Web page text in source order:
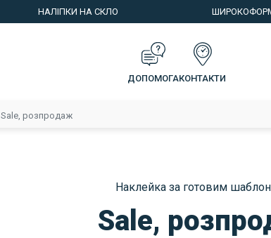
НАЛІПКИ НА СКЛО
ДОПОМОГАКОНТАКТИ
Sale, розпродаж
Наклейка за готовим
Sale,